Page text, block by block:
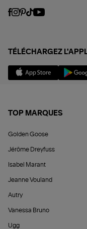
TÉLÉCHARGEZ
TOP MARQUES
Golden Goose
Jérôme Dreyfuss
Isabel Marant
Jeanne Vouland
Autry
Vanessa Bruno
Ugg